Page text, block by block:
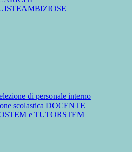
di personale interno
scolastica DOCENTE
e TUTORSTEM